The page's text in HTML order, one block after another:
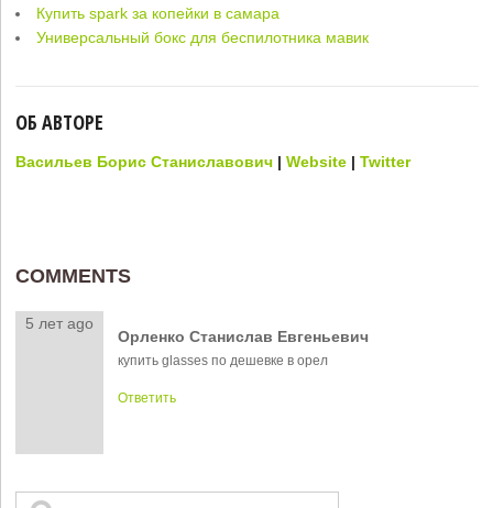
Купить spark за копейки в самара
Универсальный бокс для беспилотника мавик
ОБ АВТОРЕ
Васильев Борис Станиславович |Website |Twitter
COMMENTS
5 лет ago
Орленко Станислав Евгеньевич
купить glasses по дешевке в орел
Ответить